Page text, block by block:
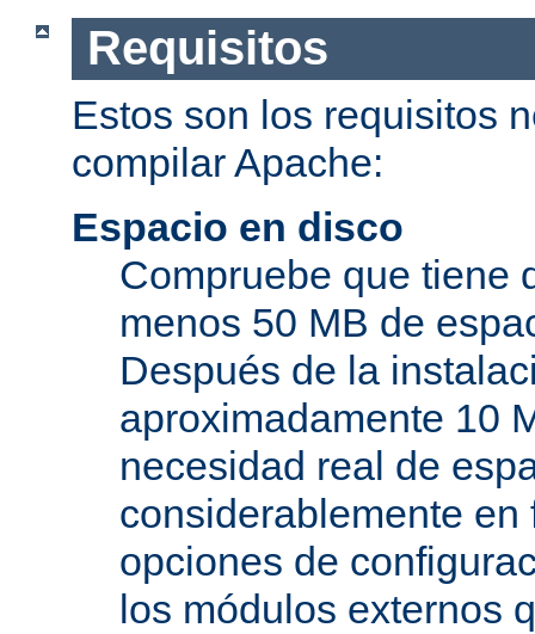
Requisitos
Estos son los requisitos
compilar Apache:
Espacio en disco
Compruebe que tiene
menos 50 MB de
Después de la
aproximadamente 10
necesidad real de
considerablemente en
opciones de
los módulos externos